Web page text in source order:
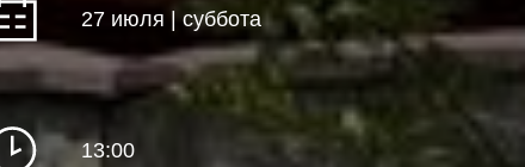
27 июля | суббота
13:00